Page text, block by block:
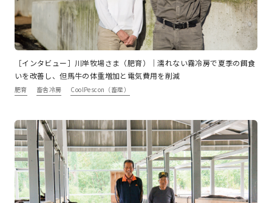
［インタビュー］川岸牧場さま（肥育）｜濡れない霧冷房で夏季の餌食
いを改善し、但馬牛の体重増加と電気費用を削減
肥育 畜舎冷房 CoolPescon（畜産）